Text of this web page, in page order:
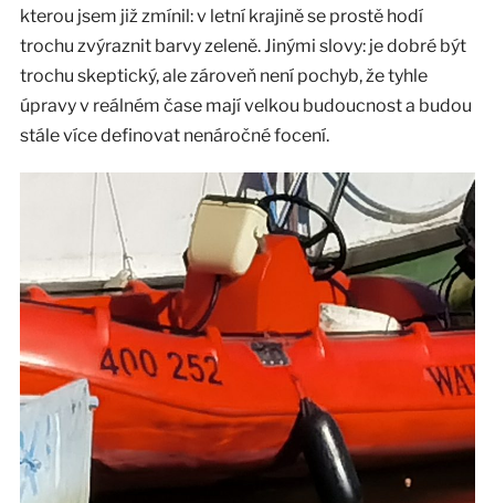
kterou jsem již zmínil: v letní krajině se prostě hodí
trochu zvýraznit barvy zeleně. Jinými slovy: je dobré být
trochu skeptický, ale zároveň není pochyb, že tyhle
úpravy v reálném čase mají velkou budoucnost a budou
stále více definovat nenáročné focení.